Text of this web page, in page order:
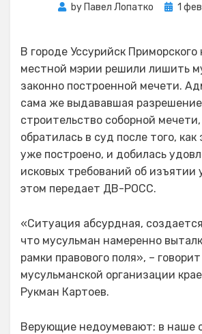
by Павел Лопатко
Posted
1
В городе Уссурийск Приморского
местной мэрии решили лишить
законно построенной мечети.
сама же выдававшая
строительство соборной
обратилась в суд после того,
уже построено, и добилась
исковых требований об изъятии
этом передает ДВ-РОСС.
«Ситуация абсурдная,
что мусульман намеренно
рамки правового поля», – говорит
мусульманской организации
Рукман Картоев.
Верующие недоумевают: в наше